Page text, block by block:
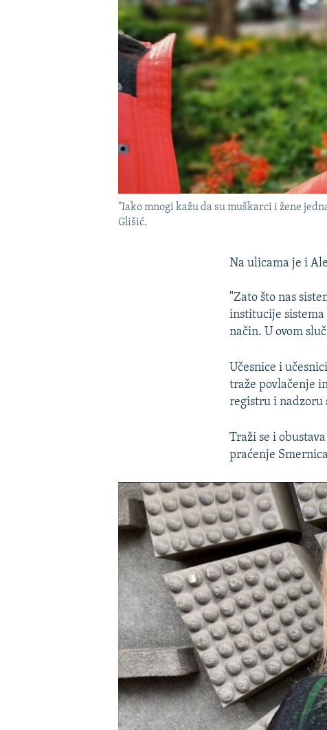
"Iako mnogi kažu da su muškarci i žene
Glišić.
Na ulicama je i
"Zato što nas
institucije sistema
način. U ovom
Učesnice i
traže povlačenje
registru i nadzoru
Traži se i
praćenje